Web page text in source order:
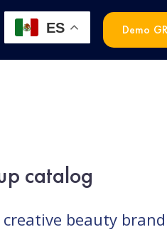
Demo
ES
catalog
creative beauty